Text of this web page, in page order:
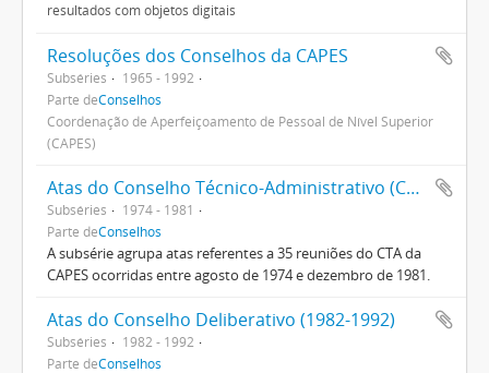
resultados com objetos digitais
Resoluções dos Conselhos da CAPES
Subséries
1965 - 1992
Parte deConselhos
Coordenação de Aperfeiçoamento de Pessoal de Nível Superior
(CAPES)
Atas do Conselho Técnico-Administrativo (CTA) 1974-1981
Subséries
1974 - 1981
Parte deConselhos
A subsérie agrupa atas referentes a 35 reuniões do CTA da
CAPES ocorridas entre agosto de 1974 e dezembro de 1981.
Atas do Conselho Deliberativo (1982-1992)
Subséries
1982 - 1992
Parte deConselhos